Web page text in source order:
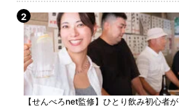
【せんべろnet監修】ひとり飲み初心者が